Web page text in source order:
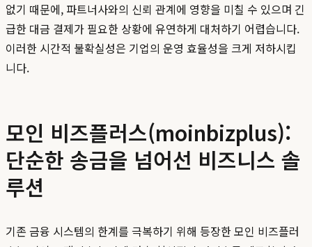
없기 때문에, 파트너사와의 신뢰 관계에 영향을 미칠 수 있으며 긴
급한 대금 결제가 필요한 상황에 유연하게 대처하기 어렵습니다.
이러한 시간적 불확실성은 기업의 운영 효율성을 크게 저하시킵
니다.
모인 비즈플러스(moinbizplus):
단순한 송금을 넘어선 비즈니스 솔
루션
기존 금융 시스템의 한계를 극복하기 위해 등장한 모인 비즈플러